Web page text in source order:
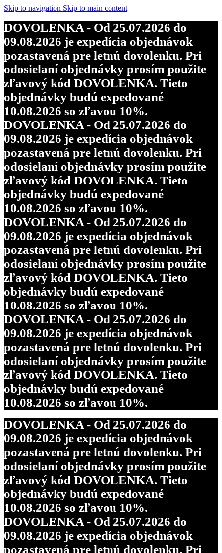
Skip to navigation Skip to main content
DOVOLENKA - Od 25.07.2026 do
09.08.2026 je expedícia objednávok
pozastavená pre letnú dovolenku. Pri
odosielaní objednávky prosím použite
zľavový kód DOVOLENKA. Tieto
objednávky budú expedované
10.08.2026 so zľavou 10%.
DOVOLENKA - Od 25.07.2026 do
09.08.2026 je expedícia objednávok
pozastavená pre letnú dovolenku. Pri
odosielaní objednávky prosím použite
zľavový kód DOVOLENKA. Tieto
objednávky budú expedované
10.08.2026 so zľavou 10%.
DOVOLENKA - Od 25.07.2026 do
09.08.2026 je expedícia objednávok
pozastavená pre letnú dovolenku. Pri
odosielaní objednávky prosím použite
zľavový kód DOVOLENKA. Tieto
objednávky budú expedované
10.08.2026 so zľavou 10%.
DOVOLENKA - Od 25.07.2026 do
09.08.2026 je expedícia objednávok
pozastavená pre letnú dovolenku. Pri
odosielaní objednávky prosím použite
zľavový kód DOVOLENKA. Tieto
objednávky budú expedované
10.08.2026 so zľavou 10%.
DOVOLENKA - Od 25.07.2026 do
09.08.2026 je expedícia objednávok
pozastavená pre letnú dovolenku. Pri
odosielaní objednávky prosím použite
zľavový kód DOVOLENKA. Tieto
objednávky budú expedované
10.08.2026 so zľavou 10%.
DOVOLENKA - Od 25.07.2026 do
09.08.2026 je expedícia objednávok
pozastavená pre letnú dovolenku. Pri